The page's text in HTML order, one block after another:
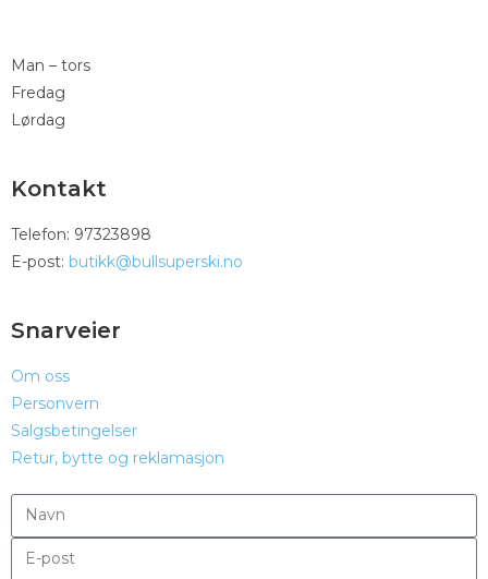
Man – tors
Fredag
Lørdag
Kontakt
Telefon: 97323898
E-post: butikk@bullsuperski.no
Snarveier
Om oss
Personvern
Salgsbetingelser
Retur, bytte og reklamasjon